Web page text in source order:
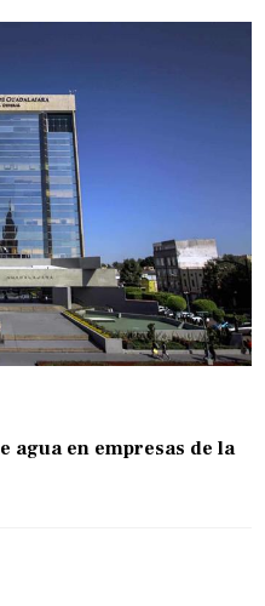
agua en empresas de la